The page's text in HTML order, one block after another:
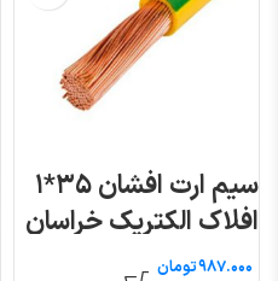
سیم ارت افشان ۳۵*۱
افلاک الکتریک خراسان
تومان